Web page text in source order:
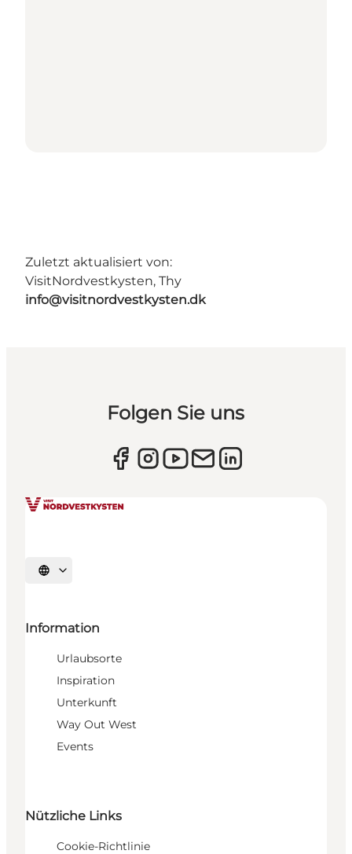
Zuletzt aktualisiert von:
VisitNordvestkysten, Thy
info@visitnordvestkysten.dk
Folgen Sie uns
Sprache auswählen
Information
Urlaubsorte
Inspiration
Unterkunft
Way Out West
Events
Nützliche Links
Cookie-Richtlinie